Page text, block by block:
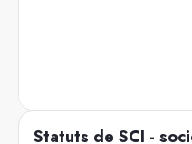
Statuts de SCI -